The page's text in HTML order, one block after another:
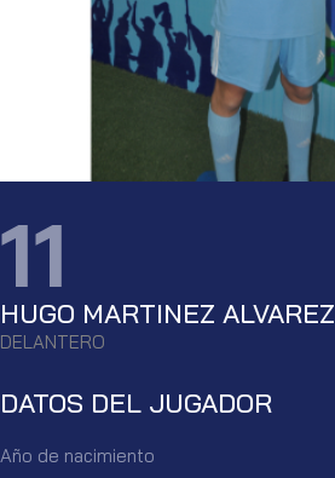
11
HUGO MARTINEZ ALVAREZ
DELANTERO
DATOS DEL JUGADOR
Año de nacimiento